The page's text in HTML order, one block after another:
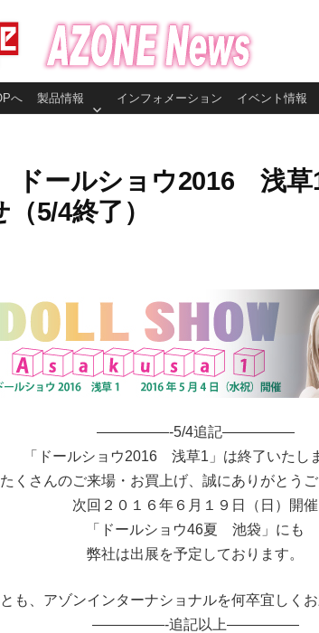
へ 製品情報 インフォメーション イベント情報
ドールショウ2016 浅
5/4終了）
—————-5/4追記—————
「ドールショウ2016 浅草1」は終了いたし
たくさんのご来場・お買上げ、誠にありがとうご
次回２０１６年６月１９日（日）開催
「ドールショウ46夏 池袋」にも
弊社は出展を予定しております。
も、アゾンインターナショナルを何卒宜しくお
—————-追記以上—————